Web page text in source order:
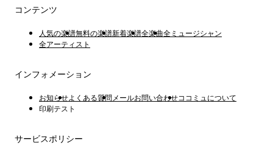
コンテンツ
人気の楽譜無料の楽譜新着楽譜全楽曲全ミュージシャン
全アーティスト
インフォメーション
お知らせよくある質問 メールお問い合わせココミュについて
印刷テスト
サービスポリシー